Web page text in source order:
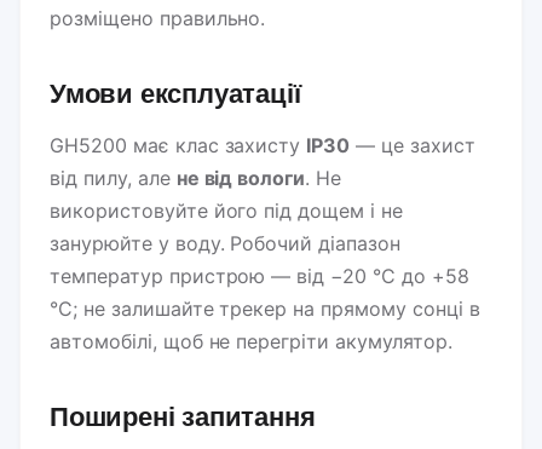
розміщено правильно.
Умови експлуатації
GH5200 має клас захисту IP30 — це захист
від пилу, але не від вологи. Не
використовуйте його під дощем і не
занурюйте у воду. Робочий діапазон
температур пристрою — від −20 °C до +58
°C; не залишайте трекер на прямому сонці в
автомобілі, щоб не перегріти акумулятор.
Поширені запитання